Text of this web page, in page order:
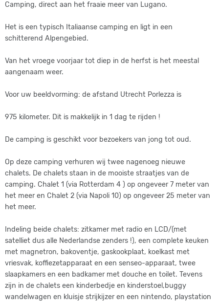
Camping, direct aan het fraaie meer van Lugano.
Het is een typisch Italiaanse camping en ligt in een
schitterend Alpengebied.
Van het vroege voorjaar tot diep in de herfst is het meestal
aangenaam weer.
Voor uw beeldvorming: de afstand Utrecht Porlezza is
975 kilometer. Dit is makkelijk in 1 dag te rijden !
De camping is geschikt voor bezoekers van jong tot oud.
Op deze camping verhuren wij twee nagenoeg nieuwe
chalets. De chalets staan in de mooiste straatjes van de
camping. Chalet 1 (via Rotterdam 4 ) op ongeveer 7 meter van
het meer en Chalet 2 (via Napoli 10) op ongeveer 25 meter van
het meer.
Indeling beide chalets: zitkamer met radio en LCD/(met
satelliet dus alle Nederlandse zenders !), een complete keuken
met magnetron, bakoventje, gaskookplaat, koelkast met
vriesvak, koffiezetapparaat en een senseo-apparaat, twee
slaapkamers en een badkamer met douche en toilet. Tevens
zijn in de chalets een kinderbedje en kinderstoel,buggy
wandelwagen en kluisje strijkijzer en een nintendo, playstation